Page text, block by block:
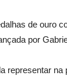
de ouro
por
representar